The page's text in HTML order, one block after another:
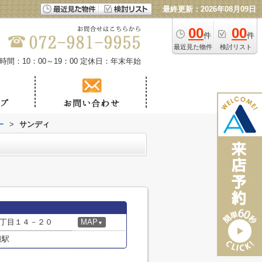
最終更新：2026年08月09日
00件
最近見た物件
00件
検討リスト
間：10：00～19：00 定休日：年末年始
> サンディ
目１４－２０ MAP ▼